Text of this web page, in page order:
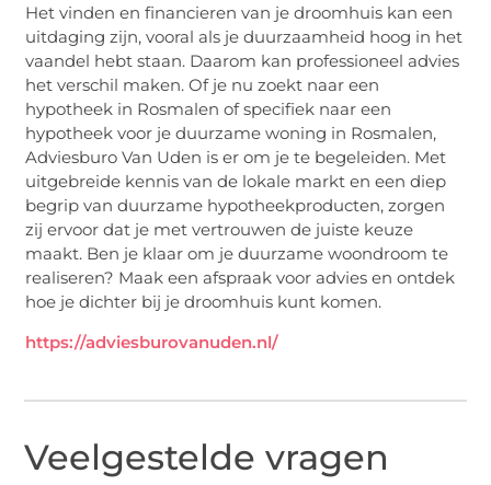
Het vinden en financieren van je droomhuis kan een
uitdaging zijn, vooral als je duurzaamheid hoog in het
vaandel hebt staan. Daarom kan professioneel advies
het verschil maken. Of je nu zoekt naar een
hypotheek in Rosmalen of specifiek naar een
hypotheek voor je duurzame woning in Rosmalen,
Adviesburo Van Uden is er om je te begeleiden. Met
uitgebreide kennis van de lokale markt en een diep
begrip van duurzame hypotheekproducten, zorgen
zij ervoor dat je met vertrouwen de juiste keuze
maakt. Ben je klaar om je duurzame woondroom te
realiseren? Maak een afspraak voor advies en ontdek
hoe je dichter bij je droomhuis kunt komen.
https://adviesburovanuden.nl/
Veelgestelde vragen